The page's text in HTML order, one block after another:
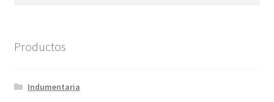
Productos
Indumentaria